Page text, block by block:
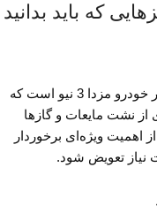
واشر کامل یکی از اجزای بسیار مهم در موتور خودرو مزدا 3 نیو است که
نشت مایعات و گازها
اهمیت ویژه‌ای برخوردار
تعویض شود.